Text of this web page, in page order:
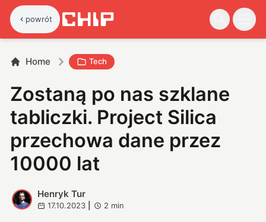
powrót
Home Tech
Zostaną po nas szklane
tabliczki. Project Silica
przechowa dane przez
10000 lat
H
Henryk Tur
17.10.2023 2 min